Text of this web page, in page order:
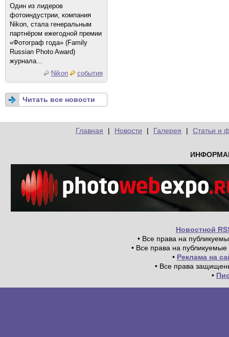
Один из лидеров
фотоиндустрии, компания
Nikon, стала генеральным
партнёром ежегодной премии
«Фотограф года» (Family
Russian Photo Award)
журнала...
Nikon
события
Читать все новости
Главная | Новости | Галерея | Статьи и
Новостной
• Все права на
• Все права на
• Реклама на
• Все права
•